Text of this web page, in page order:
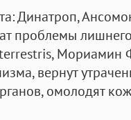
: Динатроп,
проблемы
Мориамин
вернут
омолодят